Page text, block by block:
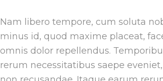
Nam libero tempore, cum soluta
minus id, quod maxime placeat,
omnis dolor repellendus.
rerum necessitatibus saepe